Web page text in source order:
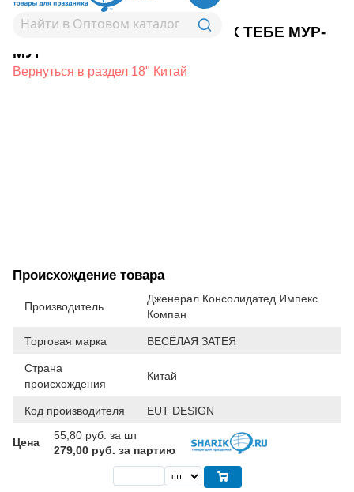
1202-4155К 18" РУС У МЕНЯ К ТЕБЕ МУР-
МУР
Вернуться в раздел 18" Китай
Происхождение товара
Производитель
Дженерал Консолидатед Импекс
Компан
Торговая марка ВЕСЁЛАЯ ЗАТЕЯ
Страна
происхождения
Китай
Код производителя EUT DESIGN
Цена
55,80 руб. за шт
279,00 руб. за партию